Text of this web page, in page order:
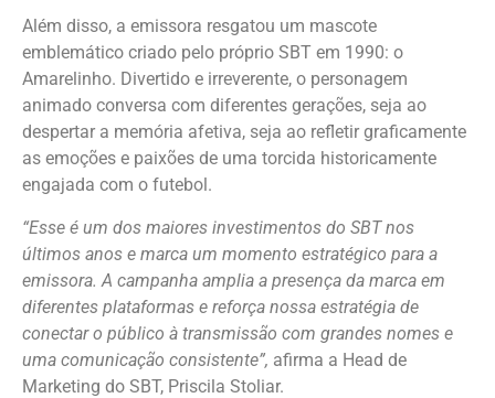
Além disso, a emissora resgatou um mascote
emblemático criado pelo próprio SBT em 1990: o
Amarelinho. Divertido e irreverente, o personagem
animado conversa com diferentes gerações, seja ao
despertar a memória afetiva, seja ao refletir graficamente
as emoções e paixões de uma torcida historicamente
engajada com o futebol.
“Esse é um dos maiores investimentos do SBT nos
últimos anos e marca um momento estratégico para a
emissora. A campanha amplia a presença da marca em
diferentes plataformas e reforça nossa estratégia de
conectar o público à transmissão com grandes nomes e
uma comunicação consistente”, afirma a Head de
Marketing do SBT, Priscila Stoliar.